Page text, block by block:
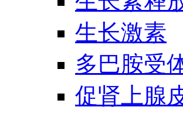
生长激素
多巴胺受
促肾上腺